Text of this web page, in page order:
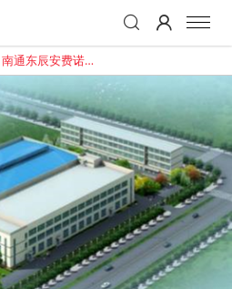
南通东辰安费诺汽
车电子有限公司